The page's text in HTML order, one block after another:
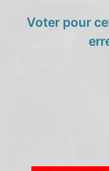
Voter pour